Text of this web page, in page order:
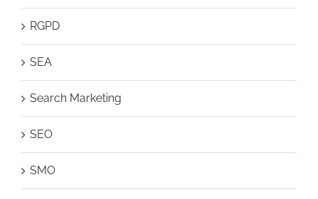
RGPD
SEA
Search Marketing
SEO
SMO